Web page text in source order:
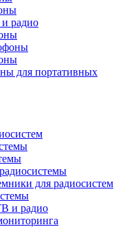
радио
для портативных
для радиосистем
и радио